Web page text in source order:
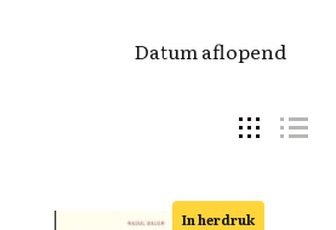
Datum aflopend
In herdruk